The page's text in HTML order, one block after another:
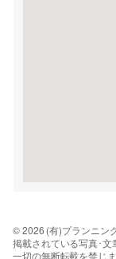
© 2026 (有)プランニン
掲載されている写真･文
一切の無断転載を禁じま